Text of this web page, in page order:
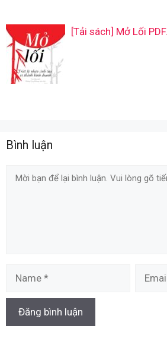
[Tải sách] Mở Lối PDF.
Bình luận
Comment